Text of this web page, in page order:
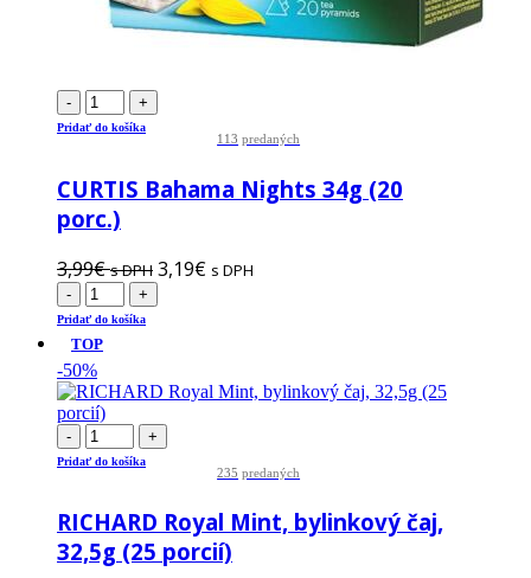
- +
Pridať do košíka
113 predaných
CURTIS Bahama Nights 34g (20
porc.)
3,99€ s DPH 3,19€ s DPH
- +
Pridať do košíka
TOP
-50%
- +
Pridať do košíka
235 predaných
RICHARD Royal Mint, bylinkový čaj,
32,5g (25 porcií)